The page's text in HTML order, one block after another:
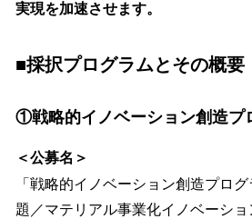
実現を加速させます。
■採択プログラムとその概要
①戦略的イノベーション創造プ
＜公募名＞
「戦略的イノベーション創造プロ
題／マテリアル事業化イノベーシ